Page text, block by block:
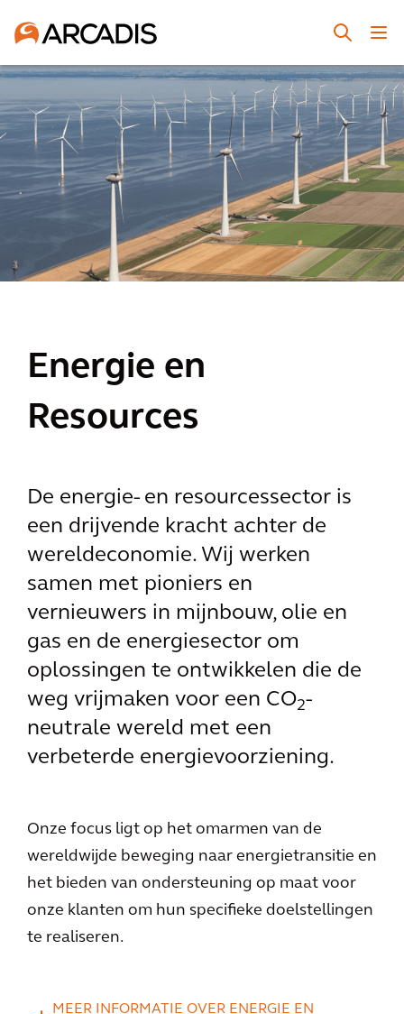
Energie en
Resources
De energie- en resourcessector is
een drijvende kracht achter de
wereldeconomie. Wij werken
samen met pioniers en
vernieuwers in mijnbouw, olie en
gas en de energiesector om
oplossingen te ontwikkelen die de
weg vrijmaken voor een CO2-
neutrale wereld met een
verbeterde energievoorziening.
Onze focus ligt op het omarmen van de
wereldwijde beweging naar energietransitie en
het bieden van ondersteuning op maat voor
onze klanten om hun specifieke doelstellingen
te realiseren.
MEER INFORMATIE OVER ENERGIE EN